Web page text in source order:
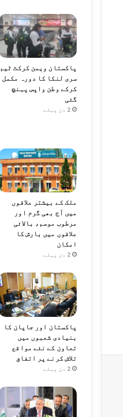
پاکستان ویمن کرکٹ ٹیم
سری لنکا کا دورہ مکمل
کرکے وطن واپس پہنچ
گئی
2 دن پہلے
ملک کے بیشتر علاقوں
میں آج بھی گرم اور
مرطوب موسم، بالائی
علاقوں میں بارش کا
امکان
2 دن پہلے
پاکستان اور جاپان کا
بنیادی شعبوں میں
تعاون کے نئے مواقع
تلاش کرنے پر اتفاق
2 دن پہلے